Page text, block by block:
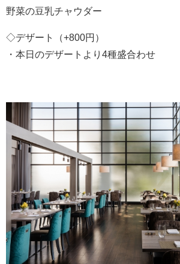
野菜の豆乳チャウダー
◇デザート（+800円）
・本日のデザートより4種盛合わせ